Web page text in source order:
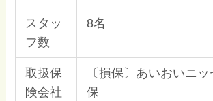
スタッ
フ数
8名
取扱保
険会社
〔損保〕あいおいニ
保